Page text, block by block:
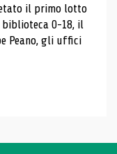
il primo lotto
0-18, il
Peano, gli uffici